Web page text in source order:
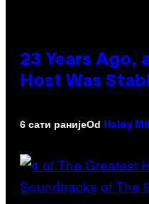
23 Years Ago,
Host Was
6 сати ранијеOd Haley